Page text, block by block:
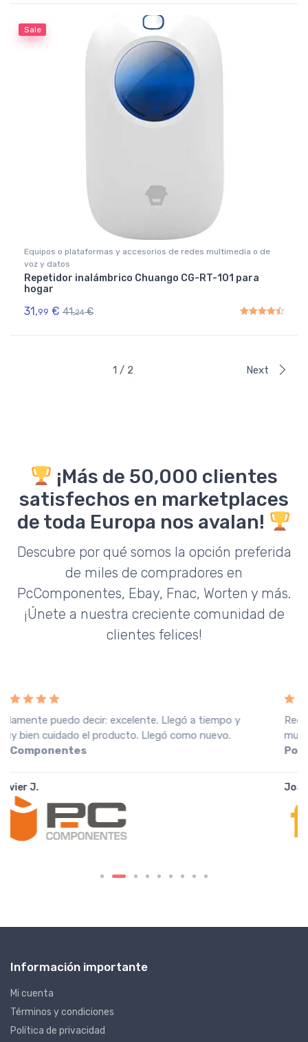
Sale
Equipos o plataformas y accesorios de redes multimedia o de
voz y datos
Repetidor inalámbrico Chuango CG-RT-101 para
hogar
31,99 € 41,24 €
1 / 2 Next
¡Más de 50,000 clientes
satisfechos en marketplaces
de toda Europa nos avalan!
Descubre por qué somos la opción preferida
de miles de compradores en
PcComponentes, Ebay, Fnac, Worten y más.
¡Únete a nuestra creciente comunidad de
clientes felices!
Recebi a encomenda em perfeitas condições, o que
muito agradeço. Recomendo o vendedor.Fnac
Portugal
João A.
Información importante
Mi cuenta
Términos y condiciones
Política de privacidad